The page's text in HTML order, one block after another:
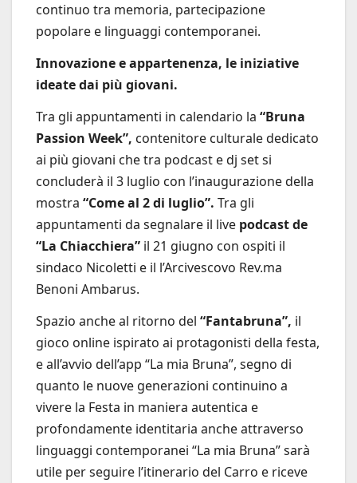
continuo tra memoria, partecipazione
popolare e linguaggi contemporanei.
Innovazione e appartenenza, le iniziative
ideate dai più giovani.
Tra gli appuntamenti in calendario la “Bruna
Passion Week”, contenitore culturale dedicato
ai più giovani che tra podcast e dj set si
concluderà il 3 luglio con l’inaugurazione della
mostra “Come al 2 di luglio”. Tra gli
appuntamenti da segnalare il live podcast de
“La Chiacchiera” il 21 giugno con ospiti il
sindaco Nicoletti e il l’Arcivescovo Rev.ma
Benoni Ambarus.
Spazio anche al ritorno del “Fantabruna”, il
gioco online ispirato ai protagonisti della festa,
e all’avvio dell’app “La mia Bruna”, segno di
quanto le nuove generazioni continuino a
vivere la Festa in maniera autentica e
profondamente identitaria anche attraverso
linguaggi contemporanei “La mia Bruna” sarà
utile per seguire l’itinerario del Carro e riceve